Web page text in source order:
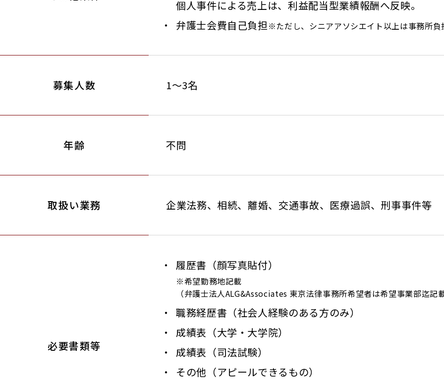
個人事件による売上は、利益配当型業績報酬へ反映。
弁護士会費自己負担※ただし、シニアアソシエイト以上は事務所負
募集人数 1～3名
年齢 不問
取扱い業務 企業法務、相続、離婚、交通事故、 医療過誤、刑事事件等
必要書類等
履歴書（顔写真貼付）
※希望勤務地記載
（弁護士法人ALG&Associates 東京法律事務所希望者は希望事業部迄記
職務経歴書 （社会人経験のある方のみ）
成績表（大学・大学院）
成績表（司法試験）
その他（アピールできるもの）